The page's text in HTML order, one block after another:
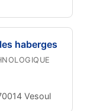
haberges
Vesoul